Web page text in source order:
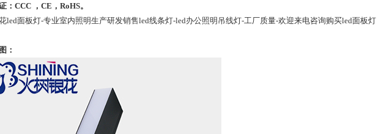
：CCC ，CE，RoHS。
led面板灯-专业室内照明生产研发销售led线条灯-led办公照明吊线灯-工厂质量-欢迎来电咨询购买led面板灯
：